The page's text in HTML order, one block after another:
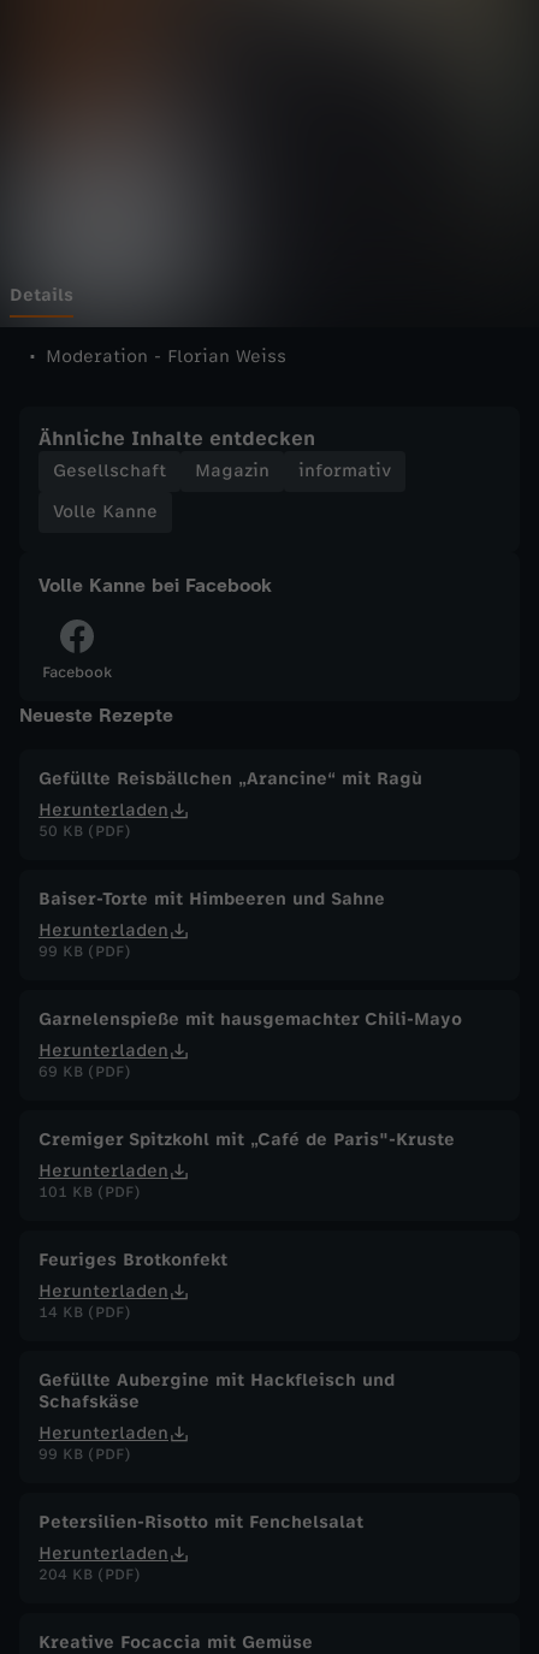
o
l
e
K
a
n
n
e
1
5
.
k
o
e
2
0
2
5
Details
Moderation - Florian Weiss
Ähnliche Inhalte entdecken
Gesellschaft Magazin
informativ
Volle Kanne
Volle Kanne bei Facebook
Facebook
Neueste Rezepte
Gefüllte Reisbällchen „Arancine“ mit Ragù
Herunterladen
50 KB (PDF)
Baiser-Torte mit Himbeeren und Sahne
Herunterladen
99 KB (PDF)
Garnelenspieße mit hausgemachter Chili-Mayo
Herunterladen
69 KB (PDF)
Cremiger Spitzkohl mit „Café de Paris"-Kruste
Herunterladen
101 KB (PDF)
Feuriges Brotkonfekt
Herunterladen
14 KB (PDF)
Gefüllte Aubergine mit Hackfleisch und
Schafskäse
Herunterladen
99 KB (PDF)
Petersilien-Risotto mit Fenchelsalat
Herunterladen
204 KB (PDF)
Kreative Focaccia mit Gemüse